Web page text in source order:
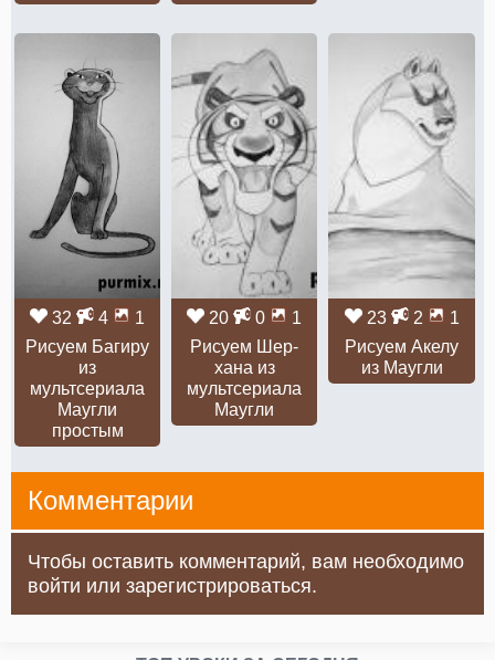
32 4
1
Рисуем Багиру
из
мультсериала
Маугли
простым
20 0
1
Рисуем Шер-
хана из
мультсериала
Маугли
23 2
1
Рисуем Акелу
из Маугли
Комментарии
Чтобы оставить комментарий, вам необходимо
войти или зарегистрироваться.